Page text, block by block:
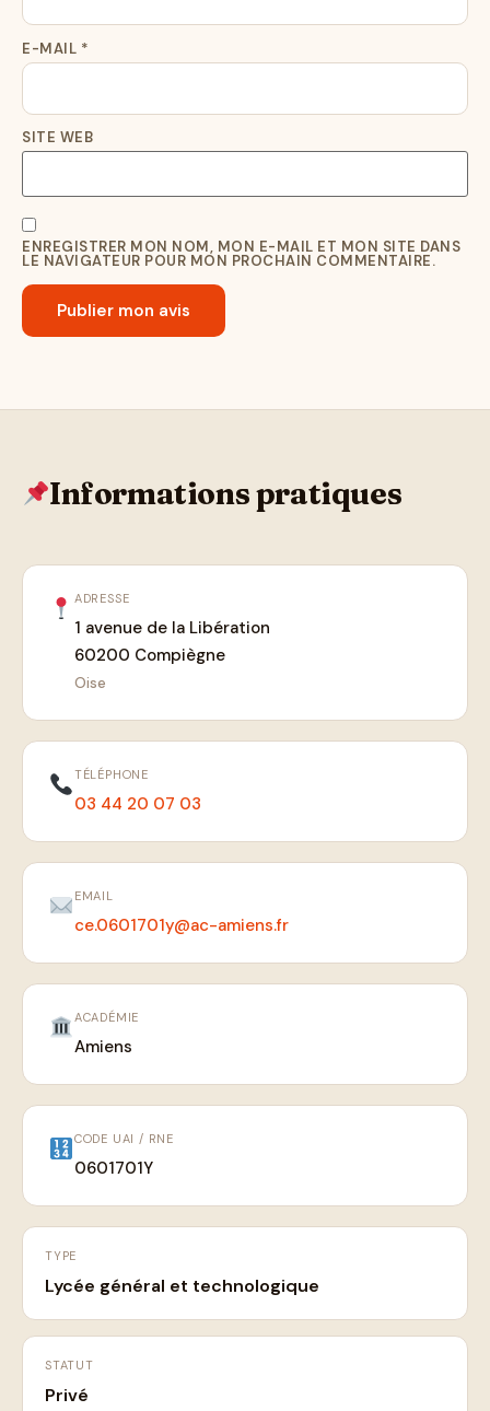
E-MAIL *
SITE WEB
ENREGISTRER MON NOM, MON E-MAIL ET MON SITE DANS
LE NAVIGATEUR POUR MON PROCHAIN COMMENTAIRE.
Informations pratiques
ADRESSE
1 avenue de la Libération
60200 Compiègne
Oise
TÉLÉPHONE
03 44 20 07 03
EMAIL
ce.0601701y@ac-amiens.fr
ACADÉMIE
Amiens
CODE UAI / RNE
0601701Y
TYPE
Lycée général et technologique
STATUT
Privé